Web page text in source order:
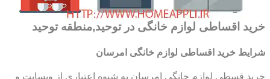
خرید اقساطی لوازم خانگی در توحید,منطقه توحید
شرایط خرید اقساطی لوازم خانگی امرسان
خرید قسطی لوازم خانگی امرسان به شیوه اعتباری از وبسایت و